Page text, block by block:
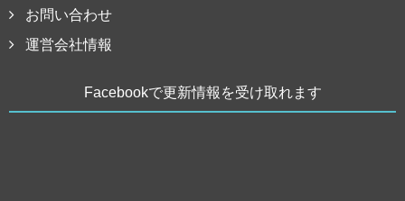
お問い合わせ
運営会社情報
Facebookで更新情報を受け取れます